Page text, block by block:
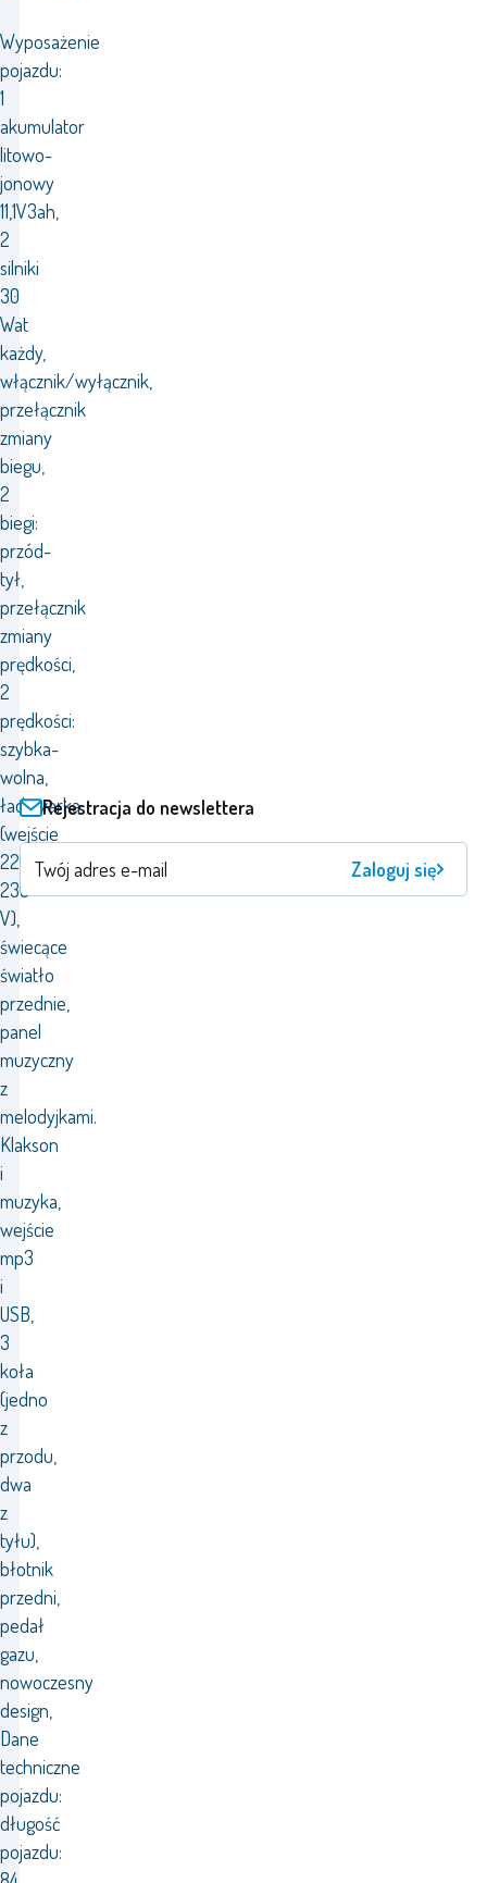
Wyposażenie
pojazdu:
1
akumulator
litowo-
jonowy
11,1V3ah,
2
silniki
30
Wat
każdy,
włącznik/wyłącznik,
przełącznik
zmiany
biegu,
2
biegi:
przód-
tył,
przełącznik
zmiany
prędkości,
2
prędkości:
szybka-
wolna,
ładowarka
(wejście
220-
230
V),
świecące
światło
przednie,
panel
muzyczny
z
melodyjkami.
Klakson
i
muzyka,
wejście
mp3
i
USB,
3
koła
(jedno
z
przodu,
dwa
z
tyłu),
błotnik
przedni,
pedał
gazu,
nowoczesny
design,
Dane
techniczne
pojazdu:
długość
pojazdu:
Rejestracja do newslettera
Zaloguj się